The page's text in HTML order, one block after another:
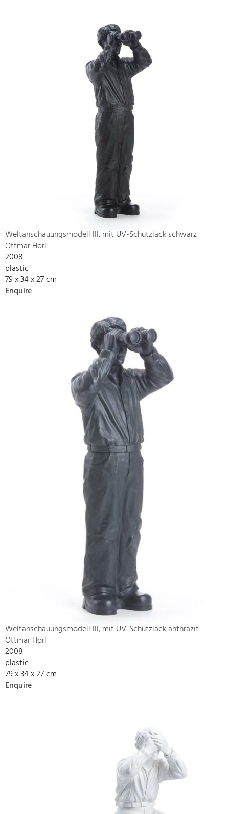
Weltanschauungsmodell III, mit UV-Schutzlack schwarz
Ottmar Hörl
2008
plastic
79 x 34 x 27 cm
Enquire
Weltanschauungsmodell III, mit UV-Schutzlack anthrazit
Ottmar Hörl
2008
plastic
79 x 34 x 27 cm
Enquire